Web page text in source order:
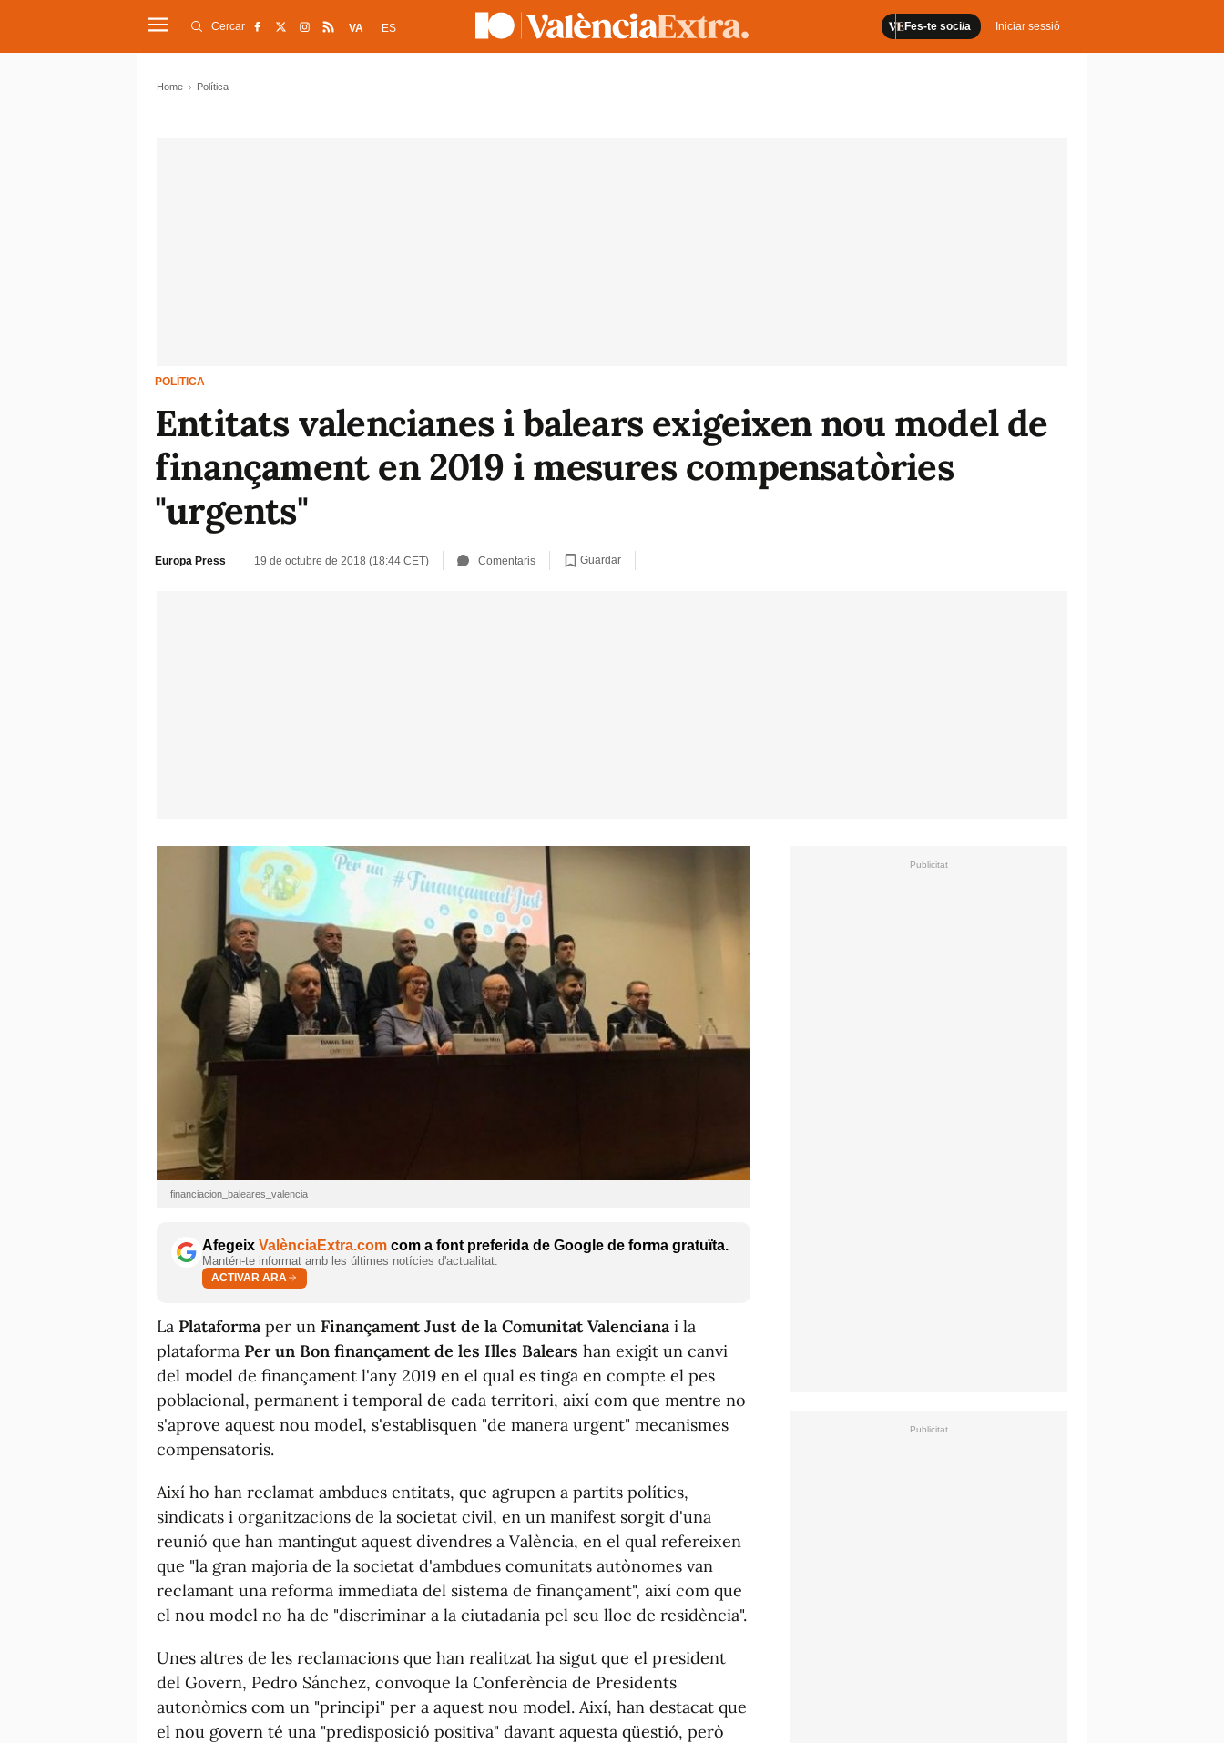
Fes-te soci/a Iniciar sessió
Cercar VA ES
Home Política
POLÍTICA
Entitats valencianes i balears exigeixen nou model de
finançament en 2019 i mesures compensatòries
"urgents"
Europa Press 19 de octubre de 2018 (18:44 CET) Comentaris Guardar
financiacion_baleares_valencia
Afegeix ValènciaExtra.com com a font preferida de Google de forma gratuïta.
Mantén-te informat amb les últimes notícies d'actualitat.
ACTIVAR ARA
La Plataforma per un Finançament Just de la Comunitat Valenciana i la
plataforma Per un Bon finançament de les Illes Balears han exigit un canvi
del model de finançament l'any 2019 en el qual es tinga en compte el pes
poblacional, permanent i temporal de cada territori, així com que mentre no
s'aprove aquest nou model, s'establisquen "de manera urgent" mecanismes
compensatoris.
Així ho han reclamat ambdues entitats, que agrupen a partits polítics,
sindicats i organitzacions de la societat civil, en un manifest sorgit d'una
reunió que han mantingut aquest divendres a València, en el qual refereixen
que "la gran majoria de la societat d'ambdues comunitats autònomes van
reclamant una reforma immediata del sistema de finançament", així com que
el nou model no ha de "discriminar a la ciutadania pel seu lloc de residència".
Unes altres de les reclamacions que han realitzat ha sigut que el president
del Govern, Pedro Sánchez, convoque la Conferència de Presidents
autonòmics com un "principi" per a aquest nou model. Així, han destacat que
el nou govern té una "predisposició positiva" davant aquesta qüestió, però